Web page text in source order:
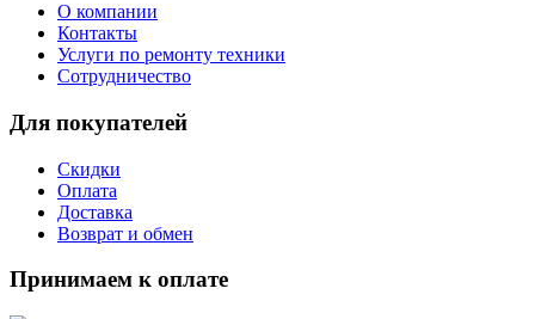
О компании
Контакты
Услуги по ремонту техники
Сотрудничество
Для покупателей
Скидки
Оплата
Доставка
Возврат и обмен
Принимаем к оплате